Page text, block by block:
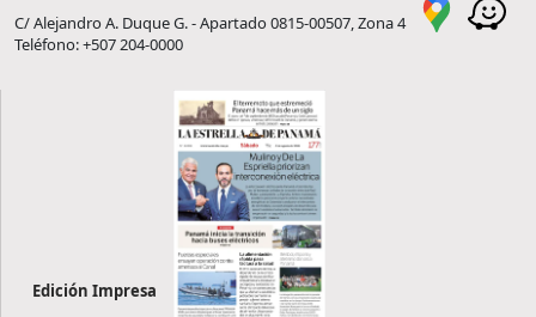
C/ Alejandro A. Duque G. - Apartado 0815-00507, Zona 4
Teléfono: +507 204-0000
Edición Impresa